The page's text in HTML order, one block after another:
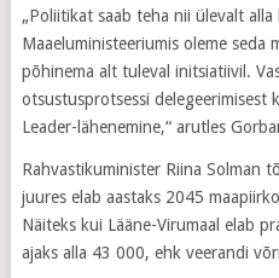
„Poliitikat saab teha nii ülevalt
Maaeluministeeriumis oleme seda
põhinema alt tuleval initsiatiivil.
otsustusprotsessi delegeerimisest
Leader-lähenemine,“ arutles
Rahvastikuminister Riina Solman
juures elab aastaks 2045
Näiteks kui Lääne-Virumaal elab
ajaks alla 43 000, ehk veerandi